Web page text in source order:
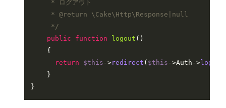
     * ログアウト
     *
@return \Cake\Http\Response|null
     */
public
function logout ( )
{
return
$this ->redirect ( $this ->Auth->logout
    }